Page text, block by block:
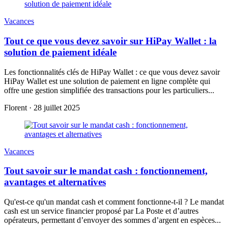
Vacances
Tout ce que vous devez savoir sur HiPay Wallet : la
solution de paiement idéale
Les fonctionnalités clés de HiPay Wallet : ce que vous devez savoir
HiPay Wallet est une solution de paiement en ligne complète qui
offre une gestion simplifiée des transactions pour les particuliers...
Florent · 28 juillet 2025
Vacances
Tout savoir sur le mandat cash : fonctionnement,
avantages et alternatives
Qu'est-ce qu'un mandat cash et comment fonctionne-t-il ? Le mandat
cash est un service financier proposé par La Poste et d’autres
opérateurs, permettant d’envoyer des sommes d’argent en espèces...